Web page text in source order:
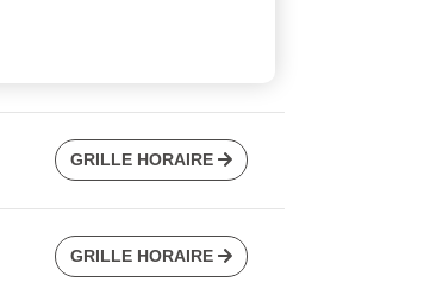
GRILLE HORAIRE
GRILLE HORAIRE